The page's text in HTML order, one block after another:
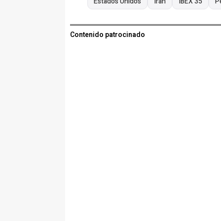
Contenido patrocinado